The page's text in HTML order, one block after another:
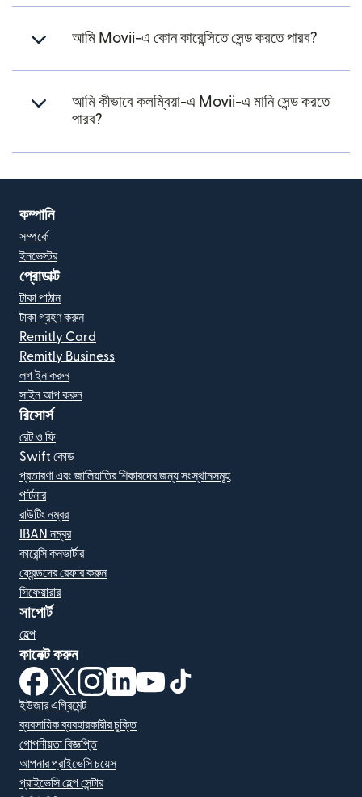
আমি Movii-এ কোন কারেন্সিতে সেন্ড করতে পারব?
আমি কীভাবে কলম্বিয়া-এ Movii-এ মানি সেন্ড করতে
পারব?
কম্পানি
সম্পর্কে
ইনভেস্টর
প্রোডাক্ট
টাকা পাঠান
টাকা গ্রহণ করুন
Remitly Card
Remitly Business
লগ ইন করুন
সাইন আপ করুন
রিসোর্স
রেট ও ফি
Swift কোড
প্রতারণা এবং জালিয়াতির শিকারদের জন্য সংস্থানসমূহ
পার্টনার
রাউটিং নম্বর
IBAN নম্বর
কারেন্সি কনভার্টার
ফ্রেন্ডদের রেফার করুন
সিফেয়ারার
সাপোর্ট
হেল্প
কানেক্ট করুন
(নতুন উইন্ডোতে খুলবে)
(নতুন উইন্ডোতে খুলবে)
(নতুন উইন্ডোতে খুলবে)
(নতুন উইন্ডোতে খুলবে)
(নতুন উইন্ডোতে খুলবে)
ইউজার এগ্রিমেন্ট
ব্যবসায়িক ব্যবহারকারীর চুক্তি
গোপনীয়তা বিজ্ঞপ্তি
আপনার প্রাইভেসি চয়েস
প্রাইভেসি হেল্প সেন্টার